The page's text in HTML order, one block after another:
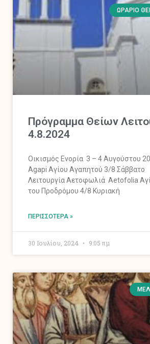
ΩΡΆΡΙΟ
Πρόγραμμα Θείων
4.8.2024
Οικισμός Ενορία 3 – 4 Αυγούστου
Agapi Αγίου Αγαπητού 3/8
Λειτουργία Αετοφωλιά Aetofolia
του Προδρόμου 4/8 Κυριακή
ΠΕΡΙΣΣΌΤΕΡΑ »
30 Ιουλίου, 2024 9:05 πμ